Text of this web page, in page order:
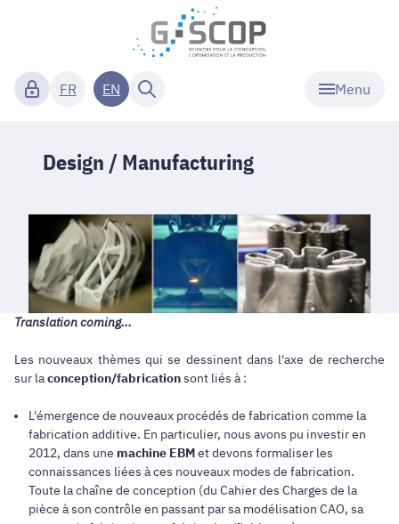
Menu
FR EN
Design / Manufacturing
Translation coming...
Les nouveaux thèmes qui se dessinent dans l'axe de recherche
sur laconception/fabricationsont liés à :
L'émergence de nouveaux procédés de fabrication comme la
fabrication additive. En particulier, nous avons pu investir en
2012, dans une machine EBMet devons formaliser les
connaissances liées à ces nouveaux modes de fabrication.
Toute la chaîne de conception (du Cahier des Charges de la
pièce à son contrôle en passant par sa modélisation CAO, sa